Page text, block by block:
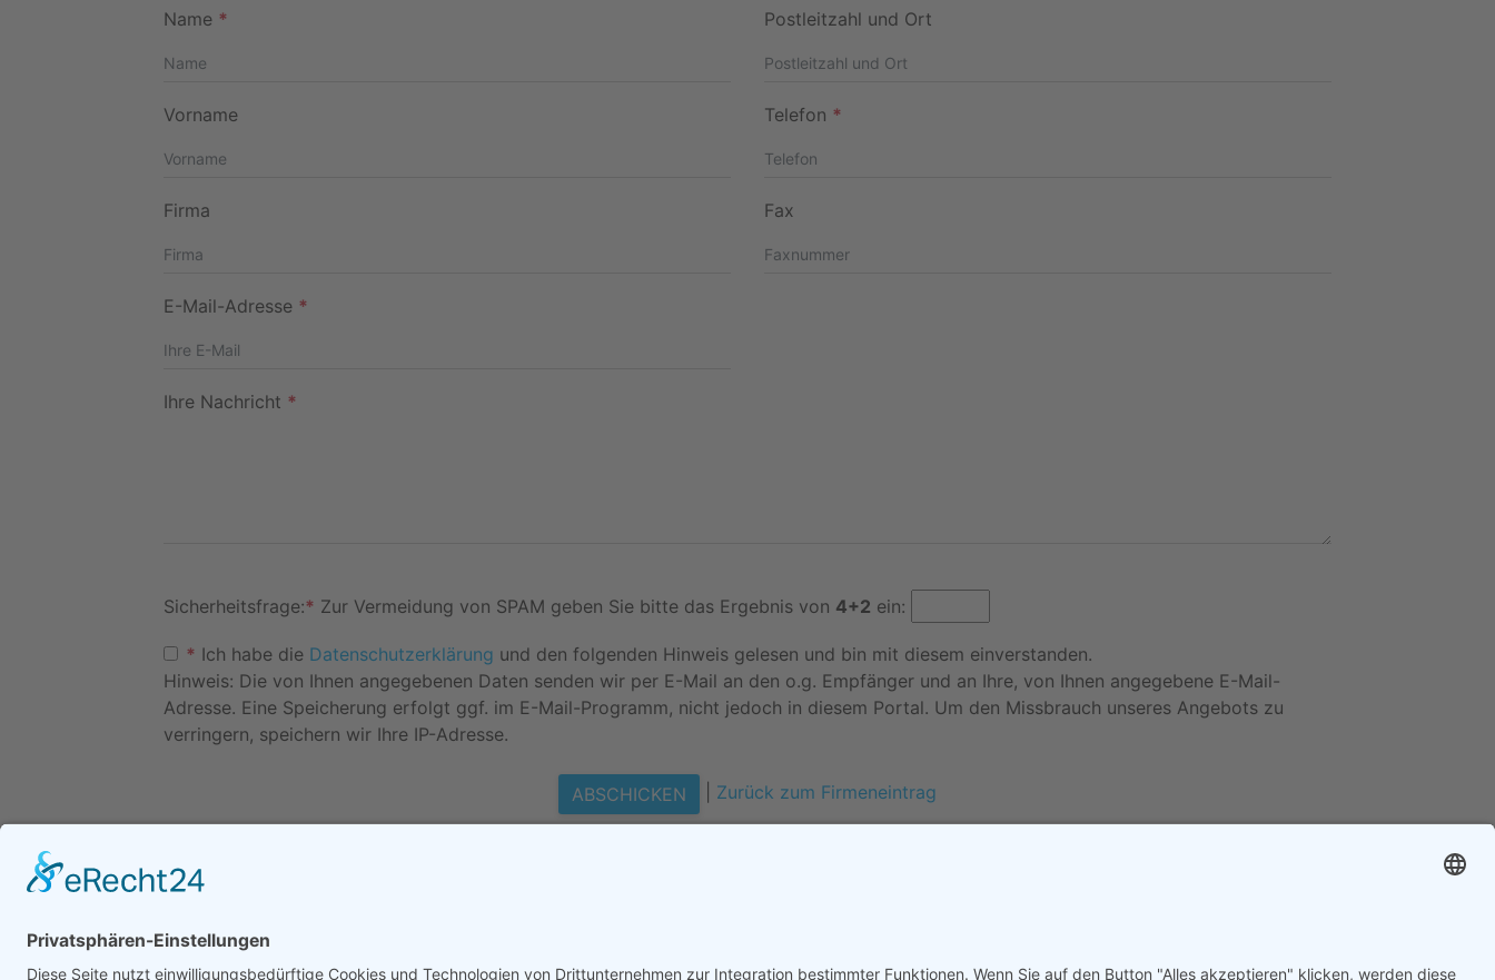
Name * Postleitzahl und Ort
Vorname Telefon *
Firma Fax
E-Mail-Adresse *
Ihre Nachricht *
Sicherheitsfrage:* Zur Vermeidung von SPAM geben Sie bitte das Ergebnis von 4+2 ein:
* Ich habe die Datenschutzerklärung und den folgenden Hinweis gelesen und bin mit diesem einverstanden.
Hinweis: Die von Ihnen angegebenen Daten senden wir per E-Mail an den o.g. Empfänger und an Ihre, von Ihnen angegebene E-Mail-
Adresse. Eine Speicherung erfolgt ggf. im E-Mail-Programm, nicht jedoch in diesem Portal. Um den Missbrauch unseres Angebots zu
verringern, speichern wir Ihre IP-Adresse.
Zurück zum Firmeneintrag